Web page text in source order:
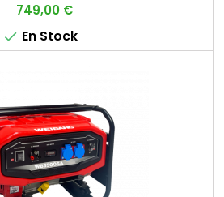
Prix
749,00 €
 En Stock